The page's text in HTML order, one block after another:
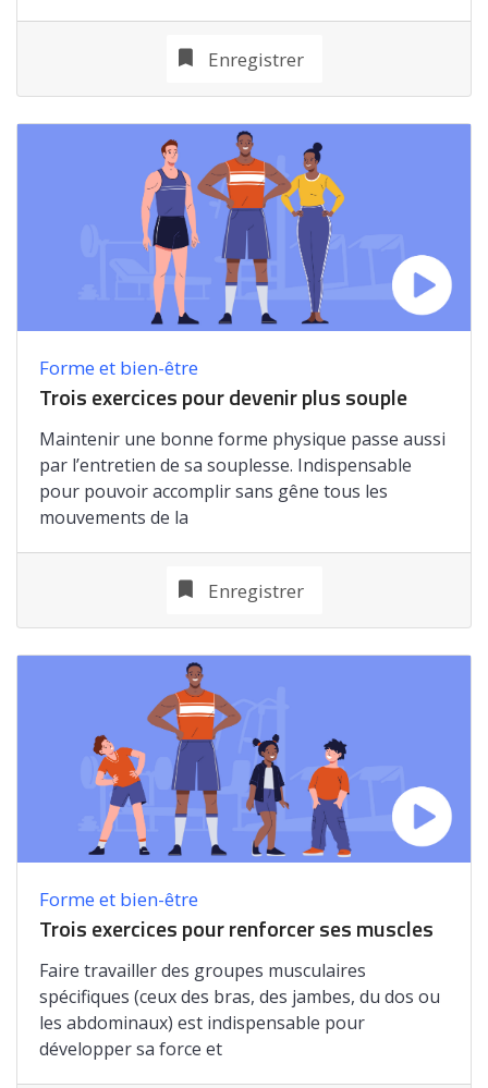
Enregistrer
Forme et bien-être
Trois exercices pour devenir plus souple
Maintenir une bonne forme physique passe aussi
par l’entretien de sa souplesse. Indispensable
pour pouvoir accomplir sans gêne tous les
mouvements de la
Enregistrer
Forme et bien-être
Trois exercices pour renforcer ses muscles
Faire travailler des groupes musculaires
spécifiques (ceux des bras, des jambes, du dos ou
les abdominaux) est indispensable pour
développer sa force et